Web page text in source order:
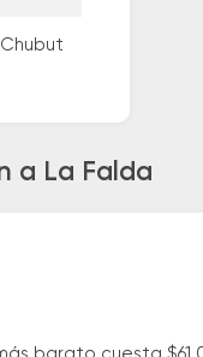
a La Falda